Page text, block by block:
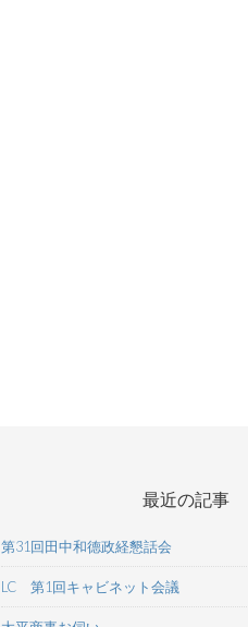
最近の記事
第31回田中和德政経懇話会
LC 第1回キャビネット会議